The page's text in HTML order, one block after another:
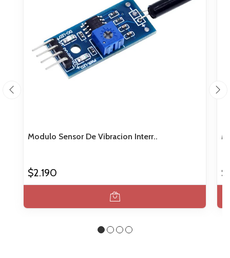
Modulo Sensor De Vibracion Interr..
$2.190